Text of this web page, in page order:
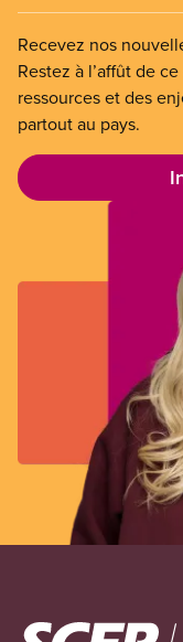
Recevez nos
Restez à l’affût de
ressources et des
partout au pays.
Image